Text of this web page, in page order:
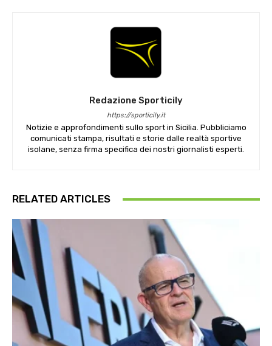
Redazione Sporticily
https://sporticily.it
Notizie e approfondimenti sullo sport in Sicilia. Pubbliciamo
comunicati stampa, risultati e storie dalle realtà sportive
isolane, senza firma specifica dei nostri giornalisti esperti.
RELATED ARTICLES